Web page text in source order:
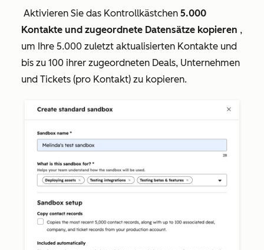
Aktivieren Sie das Kontrollkästchen 5.000
Kontakte und zugeordnete Datensätze kopieren ,
um Ihre 5.000 zuletzt aktualisierten Kontakte und
bis zu 100 ihrer zugeordneten Deals, Unternehmen
und Tickets (pro Kontakt) zu kopieren.